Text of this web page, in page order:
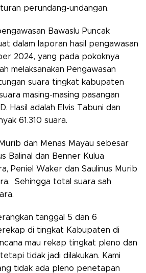
perundang-undangan.
Bawaslu Puncak
dalam laporan hasil pengawasan
2024, yang pada pokoknya
melaksanakan Pengawasan
suara tingkat kabupaten
masing-masing pasangan
Hasil adalah Elvis Tabuni dan
61.310 suara.
dan Menas Mayau sebesar
Balinal dan Benner Kulua
Peniel Waker dan Saulinus Murib
Sehingga total suara sah
tanggal 5 dan 6
di tingkat Kabupaten di
mau rekap tingkat pleno dan
tidak jadi dilakukan. Kami
tidak ada pleno penetapan